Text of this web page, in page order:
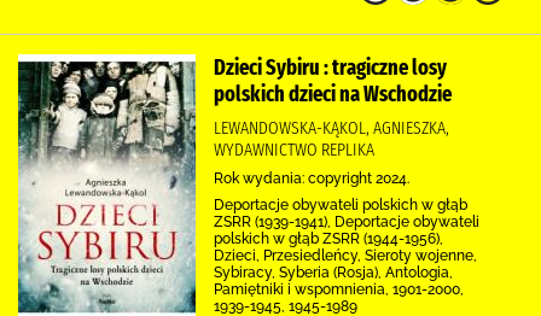
Dzieci Sybiru : tragiczne losy
polskich dzieci na Wschodzie
LEWANDOWSKA-KĄKOL, AGNIESZKA,
WYDAWNICTWO REPLIKA
Rok wydania: copyright 2024.
Deportacje obywateli polskich w głąb
ZSRR (1939-1941), Deportacje obywateli
polskich w głąb ZSRR (1944-1956),
Dzieci, Przesiedleńcy, Sieroty wojenne,
Sybiracy, Syberia (Rosja), Antologia,
Pamiętniki i wspomnienia, 1901-2000,
1939-1945, 1945-1989